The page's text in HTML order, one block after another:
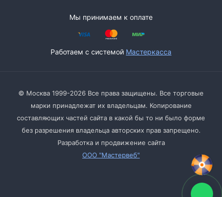
Мы принимаем к оплате
Работаем с системой Мастеркасса
© Москва 1999-2026 Все права защищены. Все торговые
марки принадлежат их владельцам. Копирование
составляющих частей сайта в какой бы то ни было форме
без разрешения владельца авторских прав запрещено.
Разработка и продвижение сайта
ООО "Мастервеб"